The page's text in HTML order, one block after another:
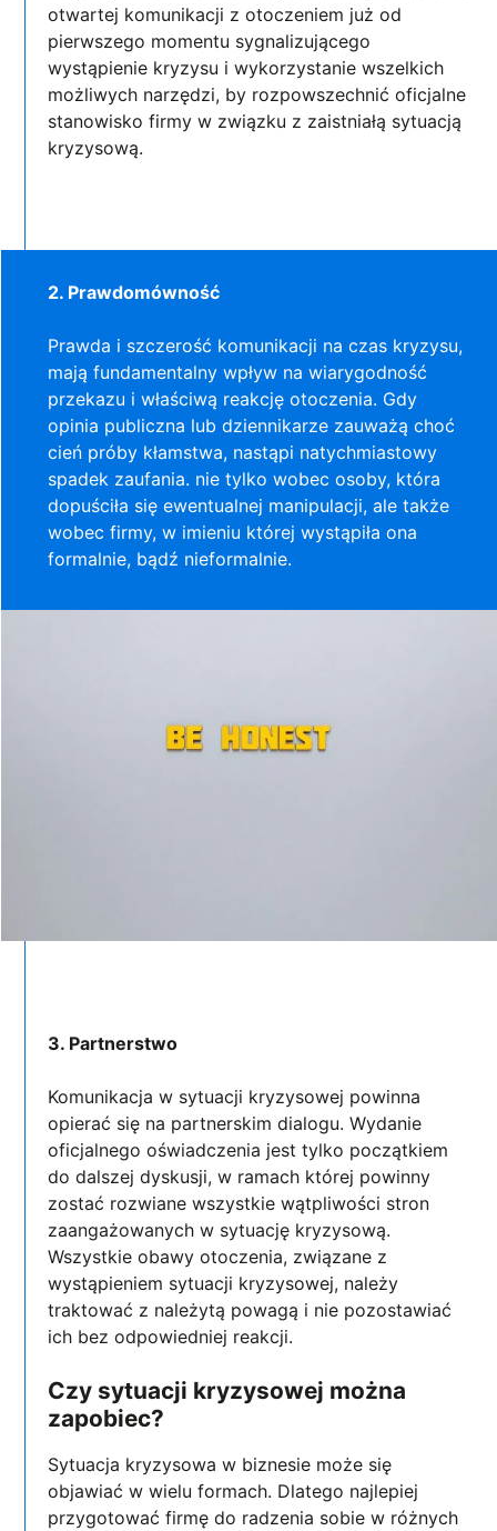
otwartej komunikacji z otoczeniem już od
pierwszego momentu sygnalizującego
wystąpienie kryzysu i wykorzystanie wszelkich
możliwych narzędzi, by rozpowszechnić oficjalne
stanowisko firmy w związku z zaistniałą sytuacją
kryzysową.
2. Prawdomówność
Prawda i szczerość komunikacji na czas kryzysu,
mają fundamentalny wpływ na wiarygodność
przekazu i właściwą reakcję otoczenia. Gdy
opinia publiczna lub dziennikarze zauważą choć
cień próby kłamstwa, nastąpi natychmiastowy
spadek zaufania. nie tylko wobec osoby, która
dopuściła się ewentualnej manipulacji, ale także
wobec firmy, w imieniu której wystąpiła ona
formalnie, bądź nieformalnie.
3. Partnerstwo
Komunikacja w sytuacji kryzysowej powinna
opierać się na partnerskim dialogu. Wydanie
oficjalnego oświadczenia jest tylko początkiem
do dalszej dyskusji, w ramach której powinny
zostać rozwiane wszystkie wątpliwości stron
zaangażowanych w sytuację kryzysową.
Wszystkie obawy otoczenia, związane z
wystąpieniem sytuacji kryzysowej, należy
traktować z należytą powagą i nie pozostawiać
ich bez odpowiedniej reakcji.
Czy sytuacji kryzysowej można
zapobiec?
Sytuacja kryzysowa w biznesie może się
objawiać w wielu formach. Dlatego najlepiej
przygotować firmę do radzenia sobie w różnych